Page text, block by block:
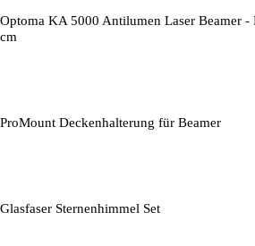
Optoma KA 5000 Antilumen Laser Beamer
cm
ProMount Deckenhalterung für Beamer
Glasfaser Sternenhimmel Set